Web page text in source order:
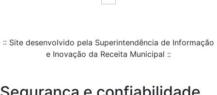
:: Site desenvolvido pela Superintendência de Informação
e Inovação da Receita Municipal ::